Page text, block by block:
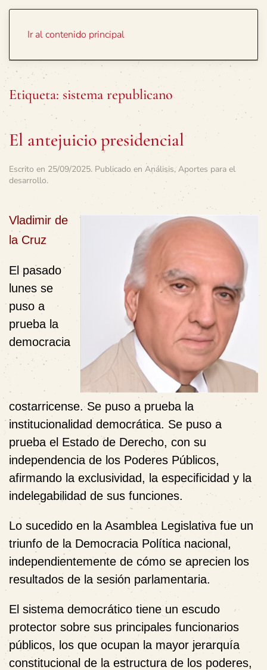
Ir al contenido principal
Etiqueta: sistema republicano
El antejuicio presidencial
Escrito en 25/09/2025. Publicado en Análisis, Aportes para el
desarrollo.
Vladimir de
la Cruz
El pasado
lunes se
puso a
prueba la
democracia
costarricense. Se puso a prueba la
institucionalidad democrática. Se puso a
prueba el Estado de Derecho, con su
independencia de los Poderes Públicos,
afirmando la exclusividad, la especificidad y la
indelegabilidad de sus funciones.
Lo sucedido en la Asamblea Legislativa fue un
triunfo de la Democracia Política nacional,
independientemente de cómo se aprecien los
resultados de la sesión parlamentaria.
El sistema democrático tiene un escudo
protector sobre sus principales funcionarios
públicos, los que ocupan la mayor jerarquía
constitucional de la estructura de los poderes,